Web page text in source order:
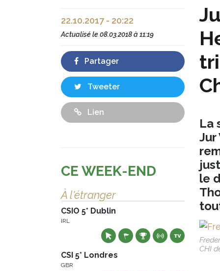
La
Jur
le
CHI
22.10.2017 - 20:22
Actualisé le08.03.2018 à 11:19
Partager
Tweeter
Lien
CE WEEK-END
À l'étranger
CSIO 5* Dublin
IRL
CSI 5* Londres
GBR